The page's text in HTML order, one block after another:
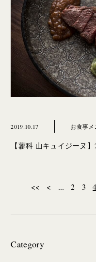
2019.10.17 お食事メ
【蓼科 山キュイジーヌ
<< < ... 2 3 4
Category